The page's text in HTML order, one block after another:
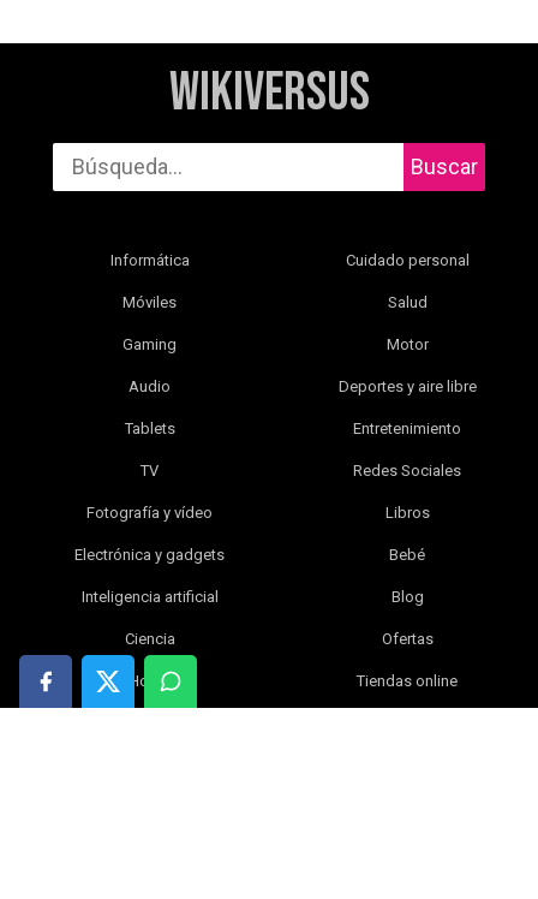
WikiVersus
Buscar
Informática
Móviles
Gaming
Audio
Tablets
TV
Fotografía y vídeo
Electrónica y gadgets
Inteligencia artificial
Ciencia
Hogar
Cuidado personal
Salud
Motor
Deportes y aire libre
Entretenimiento
Redes Sociales
Libros
Bebé
Blog
Ofertas
Tiendas online